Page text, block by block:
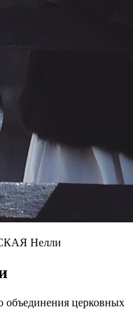
Нелли
объединения церковных